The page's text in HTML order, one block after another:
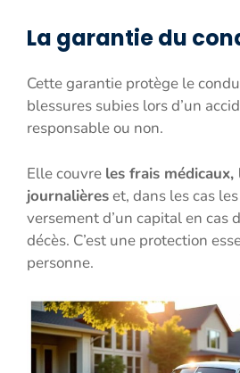
La garantie du
Cette garantie protège le
blessures subies lors d’un
responsable ou non.
Elle couvre les frais
journalièreset, dans les cas
versement d’un capital en cas
décès. C’est une protection
personne.